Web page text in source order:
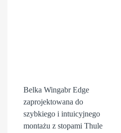
Belka Wingabr Edge
zaprojektowana do
szybkiego i intuicyjnego
montażu z stopami Thule